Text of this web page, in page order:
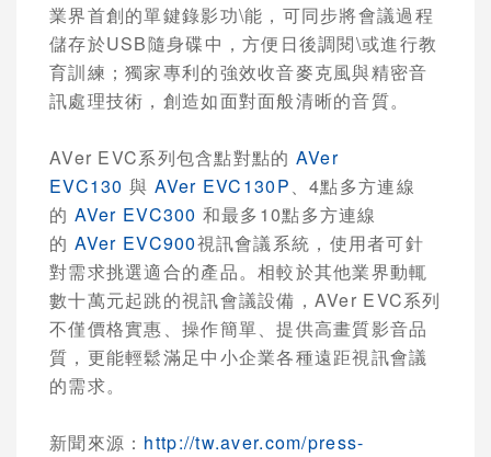
業界首創的單鍵錄影功\能，可同步將會議過程
儲存於USB隨身碟中，方便日後調閱\或進行教
育訓練；獨家專利的強效收音麥克風與精密音
訊處理技術，創造如面對面般清晰的音質。
AVer EVC系列包含點對點的 AVer
EVC130 與 AVer EVC130P、4點多方連線
的 AVer EVC300 和最多10點多方連線
的 AVer EVC900視訊會議系統，使用者可針
對需求挑選適合的產品。相較於其他業界動輒
數十萬元起跳的視訊會議設備， AVer EVC系列
不僅價格實惠、操作簡單、提供高畫質影音品
質，更能輕鬆滿足中小企業各種遠距視訊會議
的需求。
新聞來源： http://tw.aver.com/press-